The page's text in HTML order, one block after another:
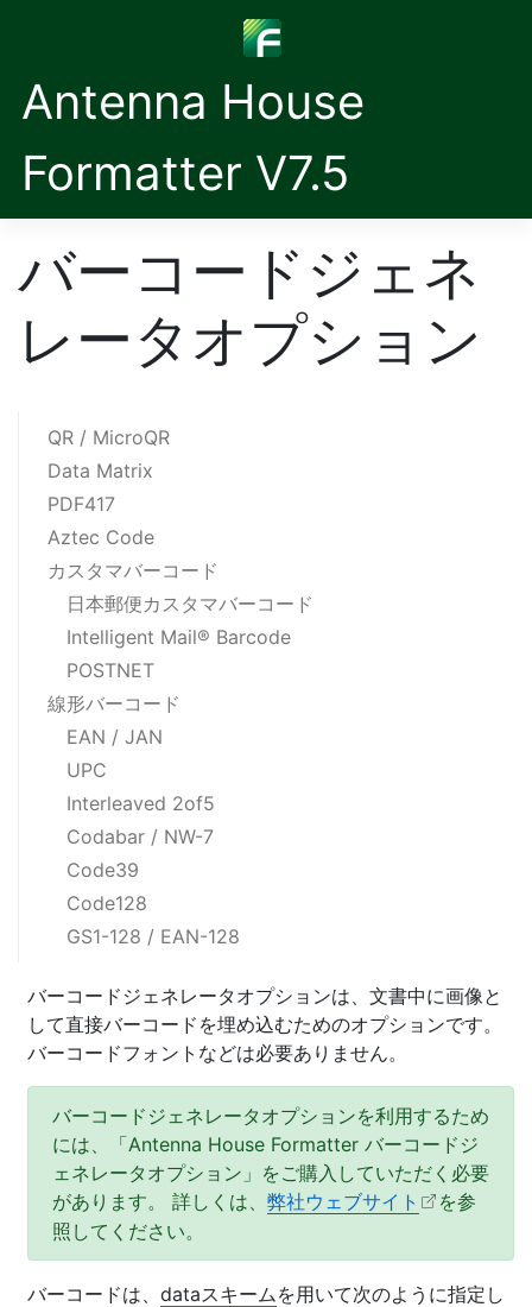
Antenna House
Formatter V7.5
バーコードジェネ
レータオプション
QR / MicroQR
Data Matrix
PDF417
Aztec Code
カスタマバーコード
日本郵便カスタマバーコード
Intelligent Mail® Barcode
POSTNET
線形バーコード
EAN / JAN
UPC
Interleaved 2of5
Codabar / NW-7
Code39
Code128
GS1-128 / EAN-128
バーコードジェネレータオプションは、文書中に画像と
して直接バーコードを埋め込むためのオプションです。
バーコードフォントなどは必要ありません。
バーコードジェネレータオプションを利用するため
には、「Antenna House Formatter バーコードジ
ェネレータオプション」をご購入していただく必要
があります。 詳しくは、 弊社ウェブサイト
を参
照してください。
バーコードは、 dataスキームを用いて次のように指定し